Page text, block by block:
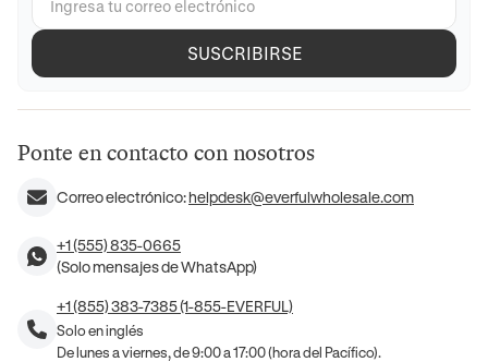
SUSCRIBIRSE
Ponte en contacto con nosotros
Correo electrónico:helpdesk@everfulwholesale.com
+1 (555) 835-0665
(Solo mensajes de WhatsApp)
+1 (855) 383-7385 (1-855-EVERFUL)
Solo en inglés
De lunes a viernes, de 9:00 a 17:00 (hora del Pacífico).